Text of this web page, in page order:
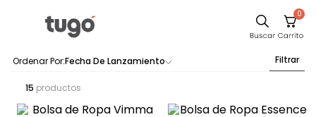
0
Fecha De Lanzamiento Filtrar
15 productos